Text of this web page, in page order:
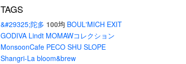
TAGS
&#29325;陀多 100均 BOUL'MICH EXIT
GODIVA Lindt MOMAWコレクション
MonsoonCafe PECO SHU SLOPE
Shangri-La bloom&brew